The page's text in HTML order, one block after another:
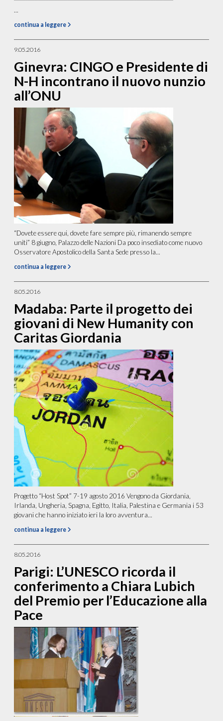
...
continua a leggere
9.05.2016
Ginevra: CINGO e Presidente di
N-H incontrano il nuovo nunzio
all’ONU
“Dovete essere qui, dovete fare sempre più, rimanendo sempre
uniti” 8 giugno, Palazzo delle Nazioni Da poco insediato come nuovo
Osservatore Apostolico della Santa Sede presso la...
continua a leggere
8.05.2016
Madaba: Parte il progetto dei
giovani di New Humanity con
Caritas Giordania
Progetto “Host Spot” 7-19 agosto 2016 Vengono da Giordania,
Irlanda, Ungheria, Spagna, Egitto, Italia, Palestina e Germania i 53
giovani che hanno iniziato ieri la loro avventura...
continua a leggere
8.05.2016
Parigi: L’UNESCO ricorda il
conferimento a Chiara Lubich
del Premio per l’Educazione alla
Pace